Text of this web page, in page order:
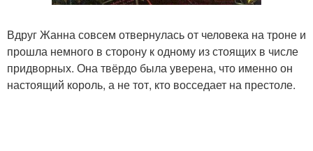
Вдруг Жанна совсем отвернулась от человека на троне и
прошла немного в сторону к одному из стоящих в числе
придворных. Она твёрдо была уверена, что именно он
настоящий король, а не тот, кто восседает на престоле.